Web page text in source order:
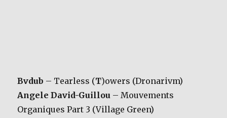
Bvdub – Tearless (T)owers (Dronarivm)
Angele David-Guillou – Mouvements
Organiques Part 3 (Village Green)